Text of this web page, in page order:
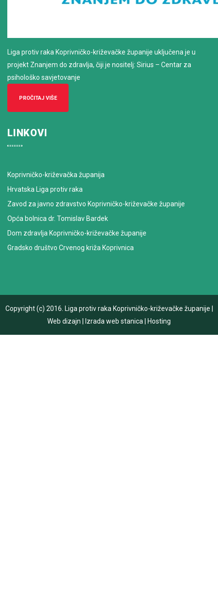
Liga protiv raka Koprivničko-križevačke županije uključena je u
projekt Znanjem do zdravlja, čiji je nositelj: Sirius – Centar za
psihološko savjetovanje
PROČITAJ VIŠE
LINKOVI
Koprivničko-križevačka županija
Hrvatska Liga protiv raka
Zavod za javno zdravstvo Koprivničko-križevačke županije
Opća bolnica dr. Tomislav Bardek
Dom zdravlja Koprivničko-križevačke županije
Gradsko društvo Crvenog križa Koprivnica
Copyright (c) 2016. Liga protiv raka Koprivničko-križevačke županije
Web dizajn
Izrada web stanica Hosting